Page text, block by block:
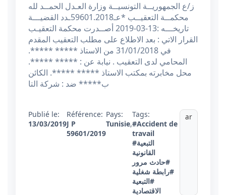
ز/ع الجمهوريــة التونسيــة وزارة العـدل الحمــد لله
محكمــة التعقيــب *عـ59601.2018ـدد القضيـــة
تاريخـــه :13-03-2019 أصــدرت محكمة التعقيـب
القرار الاتي : بعد الاطلاع على مطلب التعقيب المقدم
في 31/01/2018 من الاستاذ ***** *****.
المحامي لدى التعقيب . نيابة عن : ***** *****.
محل مخابرته بمكتب الاستاذ ***** *****. الكائن
ب***** ضد : شركة التا
Publié le:
13/03/2019
Référence:
J P
59601/2019
Pays:
Tunisie,
Tags:
#Accident de
travail
#التبعية
القانونية
#حادث مرور
#رابطة شغلية
#التبعية
الاقتصادية
ar